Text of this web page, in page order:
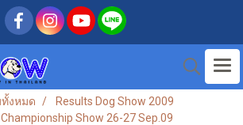
งหมด
Results Dog Show 2009
Show 26-27 Sep.09